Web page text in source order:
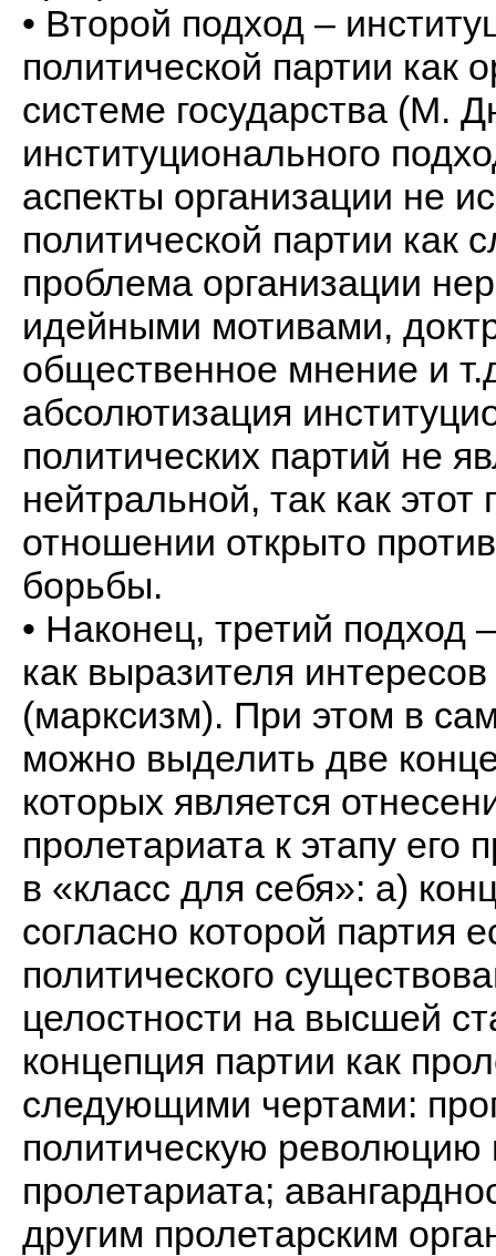
• Второй подход –
политической партии как
системе государства (М.
институционального
аспекты организации не
политической партии как
проблема организации
идейными мотивами,
общественное мнение и
абсолютизация
политических партий не
нейтральной, так как
отношении открыто
борьбы.
• Наконец, третий подход
как выразителя
(марксизм). При этом в
можно выделить две
которых является
пролетариата к этапу его
в «класс для себя»: а)
согласно которой партия
политического
целостности на высшей
концепция партии как
следующими чертами:
политическую революцию
пролетариата;
другим пролетарским